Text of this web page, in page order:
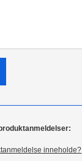
inneholde?